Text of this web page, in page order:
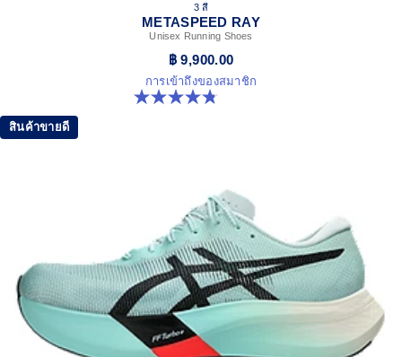
The sockliner is produced with the solution dyeing
process that reduces water usage by approximately
33% and carbon emissions by approximately 45%
compared to the conventional dyeing technology
3 สี
METASPEED RAY
Unisex Running Shoes
฿ 9,900.00
การเข้าถึงของสมาชิก
4.8 จาก 5 ดาว 186 รีวิว
สินค้าขายดี